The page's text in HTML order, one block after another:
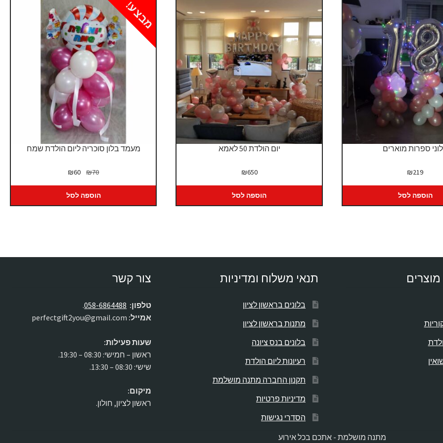
ספרות מוארים
₪219
הוספה לסל
יום הולדת 50 לאמא
₪650
הוספה לסל
מעמד בלון סוכריה ליום הולדת שמח
מבצע!
₪70
המחיר
היה:
₪70.
₪60
הוא:
₪60.
הוספה לסל
מוצרים תנאי משלוח ומדיניות
בלונים בראשון לציון
מתנות בראשון לציון
בלונים בנס ציונה
רעיונות ליום הולדת
תקנון החברה מתנה מושלמת
מדיניות פרטיות
הסדרי נגישות
צור קשר
טלפון: 058-6864488
.
אמייל:
שעות פעילות:
ראשון – חמישי: 08:30 – 19:30.
שישי: 08:30 – 13:30.
מיקום:
ראשון לציון, חולון.
מתנה מושלמת - אתכם בכל אירוע